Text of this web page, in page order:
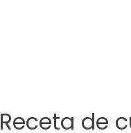
Receta de